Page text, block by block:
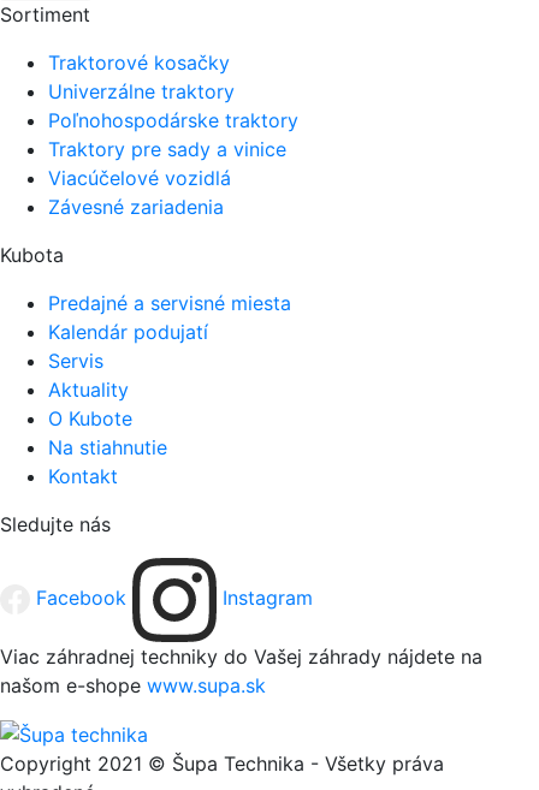
Sortiment
Traktorové kosačky
Univerzálne traktory
Poľnohospodárske traktory
Traktory pre sady a vinice
Viacúčelové vozidlá
Závesné zariadenia
Kubota
Predajné a servisné miesta
Kalendár podujatí
Servis
Aktuality
O Kubote
Na stiahnutie
Kontakt
Sledujte nás
Facebook Instagram
Viac záhradnej techniky do Vašej záhrady nájdete na
našom e-shope www.supa.sk
Copyright 2021 © Šupa Technika - Všetky práva